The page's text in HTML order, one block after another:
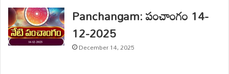
Panchangam: పంచాంగం 14-
12-2025
December 14, 2025